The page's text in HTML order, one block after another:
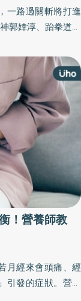
一路過關斬將打進
郭婞淳、跆拳道甜
奪牌利器，卻可能
！營養師教
月經來會頭痛、經
發的症狀。營養